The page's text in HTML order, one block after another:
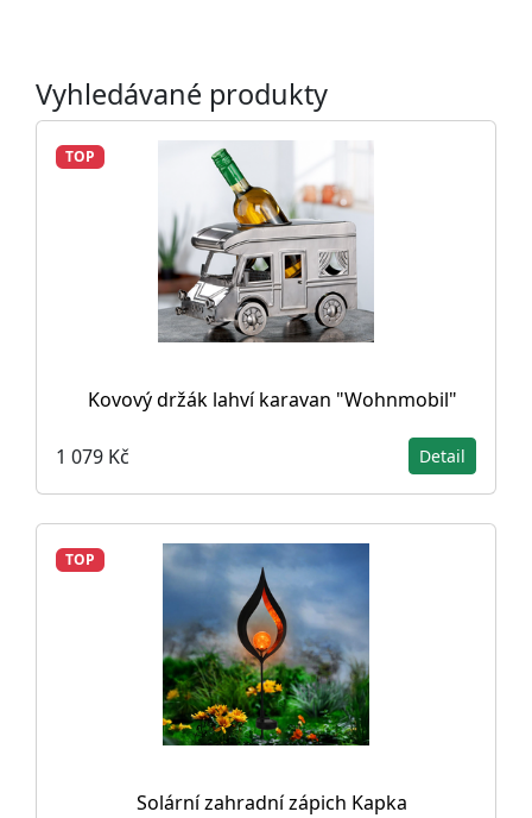
Vyhledávané produkty
TOP
Kovový držák lahví karavan "Wohnmobil"
1 079 Kč Detail
TOP
Solární zahradní zápich Kapka